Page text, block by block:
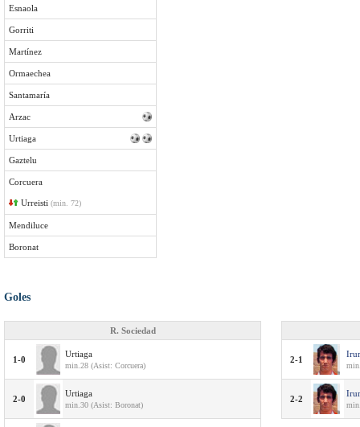
Esnaola
Gorriti
Martínez
Ormaechea
Santamaría
Arzac
Urtiaga
Gaztelu
Corcuera
Urreisti (min. 72)
Mendiluce
Boronat
Goles
R. Sociedad
1-0
Urtiaga
min.28 (Asist: Corcuera)
2-0
Urtiaga
min.30 (Asist: Boronat)
2-1
2-2